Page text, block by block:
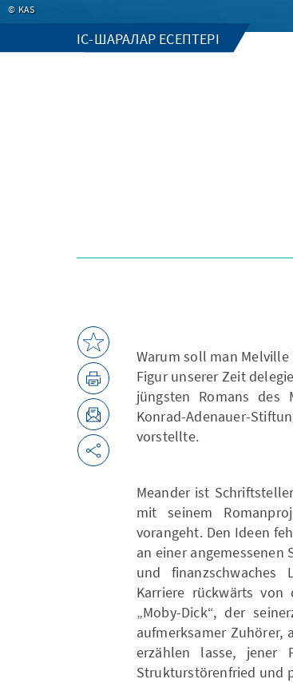
KAS
ІС-ШАРАЛАР ЕСЕПТЕРІ
Warum soll man Melville
Figur unserer Zeit
jüngsten Romans
Konrad-Adenauer-
vorstellte.
Meander ist
mit seinem
vorangeht. Den Ideen
an einer angemessenen
und finanzschwaches
Karriere rückwärts
„Moby-Dick“, der
aufmerksamer Zuhörer,
erzählen lasse, jener
Strukturstörenfried und